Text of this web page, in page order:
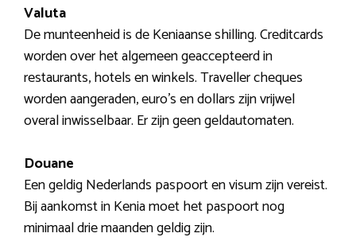
Valuta
De munteenheid is de Keniaanse shilling. Creditcards
worden over het algemeen geaccepteerd in
restaurants, hotels en winkels. Traveller cheques
worden aangeraden, euro’s en dollars zijn vrijwel
overal inwisselbaar. Er zijn geen geldautomaten.
Douane
Een geldig Nederlands paspoort en visum zijn vereist.
Bij aankomst in Kenia moet het paspoort nog
minimaal drie maanden geldig zijn.